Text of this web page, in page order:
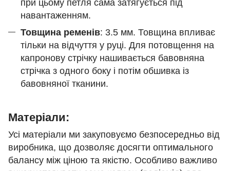
при цьому петля сама затягується під
навантаженням.
Товщина ременів: 3.5 мм. Товщина впливає
тільки на відчуття у руці. Для потовщення на
капронову стрічку нашивається бавовняна
стрічка з одного боку і потім обшивка із
бавовняної тканини.
Матеріали:
Усі матеріали ми закуповуємо безпосередньо від
виробника, що дозволяє досягти оптимального
балансу між ціною та якістю. Особливо важливо